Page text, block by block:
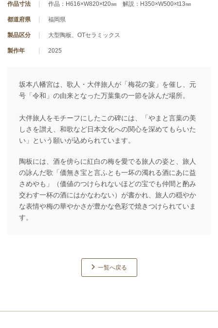
作品寸法 作品：H616×W820×t20㎜ 解説：H350×W500×t13㎜
都道府県 福岡県
製品区分 大型陶板、OTセラミックス
製作年 2025
坂本八幡宮は、歌人・大伴旅人が「梅花の宴」を催し、元
号「令和」の由来となった万葉集の一節を詠んだ場所。
大伴旅人をモチーフにしたこの碑には、「やまと言葉の美
しさを讃え、和歌など日本文化への関心を深めてもらいた
い」という願いが込められています。
陶板には、酒を傍らに紅白の梅を愛でる旅人の姿と、旅人
の詠んだ歌「価無き宝と言ふとも一坏の濁れる酒にあに益
さめやも」（価値のつけられないほどの宝でも仲間と酌み
交わす一杯の酒にはかなわない）が書かれ、旅人の穏やか
な表情や梅の華やかさが豊かな色彩で焼きつけられていま
す。
一覧へ戻る